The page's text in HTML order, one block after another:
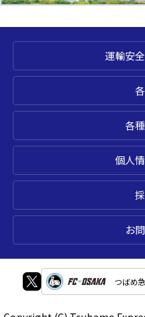
運輸安
各
個人
お
つばめ